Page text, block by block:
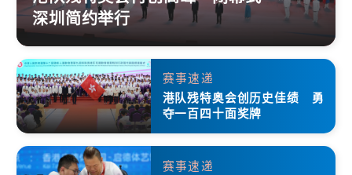
深圳简约举行
赛事速递
港队残特奥会创历史佳绩 勇
夺一百四十面奖牌
赛事速递